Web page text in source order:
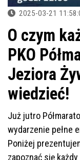
2025-03-21
O czym
PKO
Jeziora
wiedzieć!
Już jutro
wydarzenie pełne
Poniżej
zapoznać się